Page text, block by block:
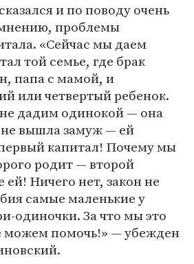
и по поводу очень
проблемы
«Сейчас мы даем
той семье, где брак
папа с мамой, и
или четвертый ребенок.
дадим одинокой — она
вышла замуж — ей
капитал! Почему мы
родит — второй
ей! Ничего нет, закон не
самые маленькие у
одиночки. За что мы это
помочь!» — убежден